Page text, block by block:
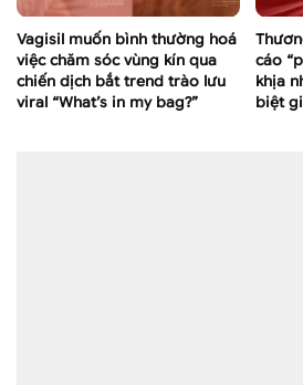
Vagisil muốn bình thường hoá
việc chăm sóc vùng kín qua
chiến dịch bắt trend trào lưu
viral “What’s in my bag?”
cáo
khịa
biệt